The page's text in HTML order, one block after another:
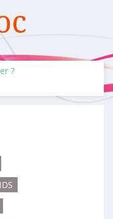
?